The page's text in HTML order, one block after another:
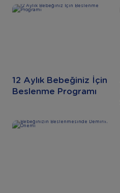
12 Aylık Bebeğiniz İçin
Beslenme Programı